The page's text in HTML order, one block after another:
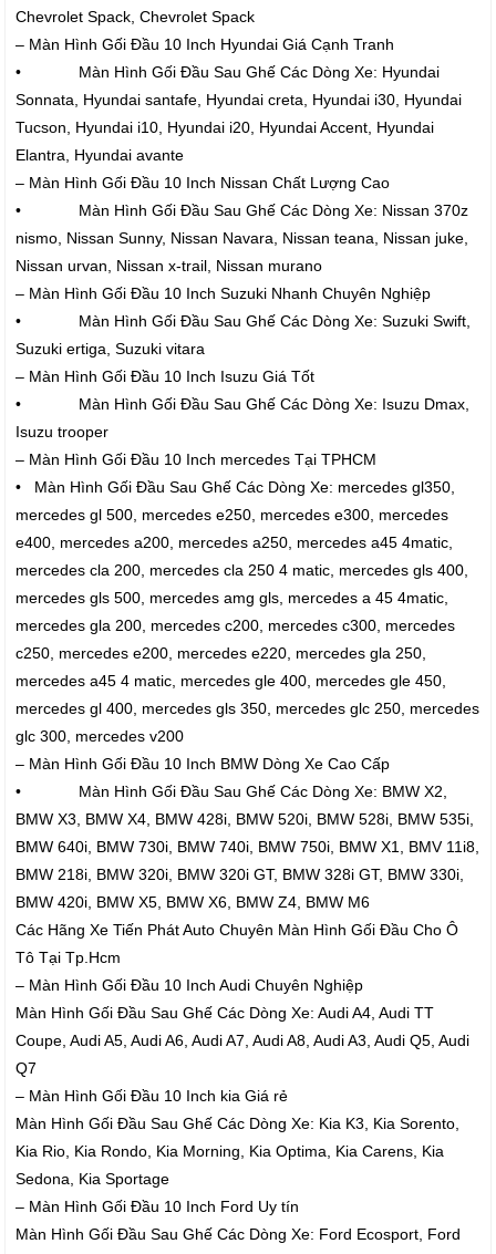
Chevrolet Spack, Chevrolet Spack
– Màn Hình Gối Đầu 10 Inch Hyundai Giá Cạnh Tranh
• Màn Hình Gối Đầu Sau Ghế Các Dòng Xe: Hyundai
Sonnata, Hyundai santafe, Hyundai creta, Hyundai i30, Hyundai
Tucson, Hyundai i10, Hyundai i20, Hyundai Accent, Hyundai
Elantra, Hyundai avante
– Màn Hình Gối Đầu 10 Inch Nissan Chất Lượng Cao
• Màn Hình Gối Đầu Sau Ghế Các Dòng Xe: Nissan 370z
nismo, Nissan Sunny, Nissan Navara, Nissan teana, Nissan juke,
Nissan urvan, Nissan x-trail, Nissan murano
– Màn Hình Gối Đầu 10 Inch Suzuki Nhanh Chuyên Nghiệp
• Màn Hình Gối Đầu Sau Ghế Các Dòng Xe: Suzuki Swift,
Suzuki ertiga, Suzuki vitara
– Màn Hình Gối Đầu 10 Inch Isuzu Giá Tốt
• Màn Hình Gối Đầu Sau Ghế Các Dòng Xe: Isuzu Dmax,
Isuzu trooper
– Màn Hình Gối Đầu 10 Inch mercedes Tại TPHCM
• Màn Hình Gối Đầu Sau Ghế Các Dòng Xe: mercedes gl350,
mercedes gl 500, mercedes e250, mercedes e300, mercedes
e400, mercedes a200, mercedes a250, mercedes a45 4matic,
mercedes cla 200, mercedes cla 250 4 matic, mercedes gls 400,
mercedes gls 500, mercedes amg gls, mercedes a 45 4matic,
mercedes gla 200, mercedes c200, mercedes c300, mercedes
c250, mercedes e200, mercedes e220, mercedes gla 250,
mercedes a45 4 matic, mercedes gle 400, mercedes gle 450,
mercedes gl 400, mercedes gls 350, mercedes glc 250, mercedes
glc 300, mercedes v200
– Màn Hình Gối Đầu 10 Inch BMW Dòng Xe Cao Cấp
• Màn Hình Gối Đầu Sau Ghế Các Dòng Xe: BMW X2,
BMW X3, BMW X4, BMW 428i, BMW 520i, BMW 528i, BMW 535i,
BMW 640i, BMW 730i, BMW 740i, BMW 750i, BMW X1, BMV 11i8,
BMW 218i, BMW 320i, BMW 320i GT, BMW 328i GT, BMW 330i,
BMW 420i, BMW X5, BMW X6, BMW Z4, BMW M6
Các Hãng Xe Tiến Phát Auto Chuyên Màn Hình Gối Đầu Cho Ô
Tô Tại Tp.Hcm
– Màn Hình Gối Đầu 10 Inch Audi Chuyên Nghiệp
Màn Hình Gối Đầu Sau Ghế Các Dòng Xe: Audi A4, Audi TT
Coupe, Audi A5, Audi A6, Audi A7, Audi A8, Audi A3, Audi Q5, Audi
Q7
– Màn Hình Gối Đầu 10 Inch kia Giá rẻ
Màn Hình Gối Đầu Sau Ghế Các Dòng Xe: Kia K3, Kia Sorento,
Kia Rio, Kia Rondo, Kia Morning, Kia Optima, Kia Carens, Kia
Sedona, Kia Sportage
– Màn Hình Gối Đầu 10 Inch Ford Uy tín
Màn Hình Gối Đầu Sau Ghế Các Dòng Xe: Ford Ecosport, Ford